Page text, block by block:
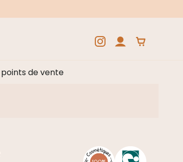
points de vente